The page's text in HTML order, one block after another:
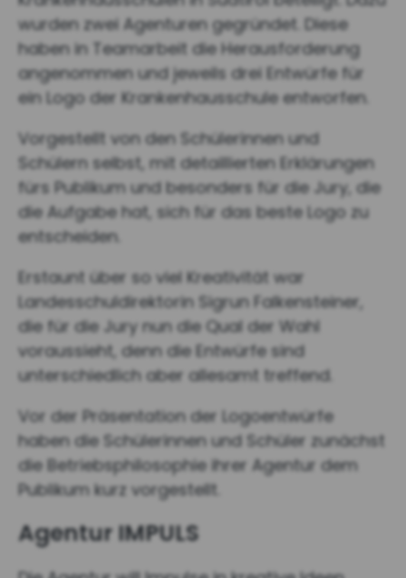
wurden zwei Agenturen gegründet. Diese
haben in Teamarbeit die Herausforderung
angenommen und jeweils drei Entwürfe für
ein Logo der Krankenhausschule entworfen.
Vorgestellt von den Schülerinnen und
Schülern selbst, mit detaillierten Erklärungen
fürs Publikum und besonders für die Jury, die
die Aufgabe hat, sich für das beste Logo zu
entscheiden.
Erstaunt über so viel Kreativität war
Landesschuldirektorin Sigrun Falkensteiner,
die für die Jury nun die Qual der Wahl
voraussieht, denn die Entwürfe sind
unterschiedlich aber allesamt treffend.
Vor der Präsentation der Logoentwürfe
haben die Schülerinnen und Schüler zunächst
die Betriebsphilosophie ihrer Agentur dem
Publikum kurz vorgestellt.
Agentur IMPULS